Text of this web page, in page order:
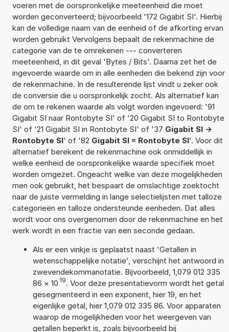
voeren met de oorspronkelijke meeteenheid die moet
worden geconverteerd; bijvoorbeeld '172 Gigabit SI'. Hierbij
kan de volledige naam van de eenheid of de afkorting ervan
worden gebruikt Vervolgens bepaalt de rekenmachine de
categorie van de te omrekenen --- converteren
meeteenheid, in dit geval 'Bytes / Bits'. Daarna zet het de
ingevoerde waarde om in alle eenheden die bekend zijn voor
de rekenmachine. In de resulterende lijst vindt u zeker ook
de conversie die u oorspronkelijk zocht. Als alternatief kan
de om te rekenen waarde als volgt worden ingevoerd: '91
Gigabit SI naar Rontobyte SI' of '20 Gigabit SI to Rontobyte
SI' of '21 Gigabit SI in Rontobyte SI' of '37 Gigabit SI ->
Rontobyte SI' of '82 Gigabit SI = Rontobyte SI'. Voor dit
alternatief berekent de rekenmachine ook onmiddellijk in
welke eenheid de oorspronkelijke waarde specifiek moet
worden omgezet. Ongeacht welke van deze mogelijkheden
men ook gebruikt, het bespaart de omslachtige zoektocht
naar de juiste vermelding in lange selectielijsten met talloze
categorieën en talloze ondersteunde eenheden. Dat alles
wordt voor ons overgenomen door de rekenmachine en het
werk wordt in een fractie van een seconde gedaan.
Als er een vinkje is geplaatst naast 'Getallen in
wetenschappelijke notatie', verschijnt het antwoord in
zwevendekommanotatie. Bijvoorbeeld, 1,079 012 335
86 × 10 19. Voor deze presentatievorm wordt het getal
gesegmenteerd in een exponent, hier 19, en het
eigenlijke getal, hier 1,079 012 335 86. Voor apparaten
waarop de mogelijkheden voor het weergeven van
getallen beperkt is, zoals bijvoorbeeld bij